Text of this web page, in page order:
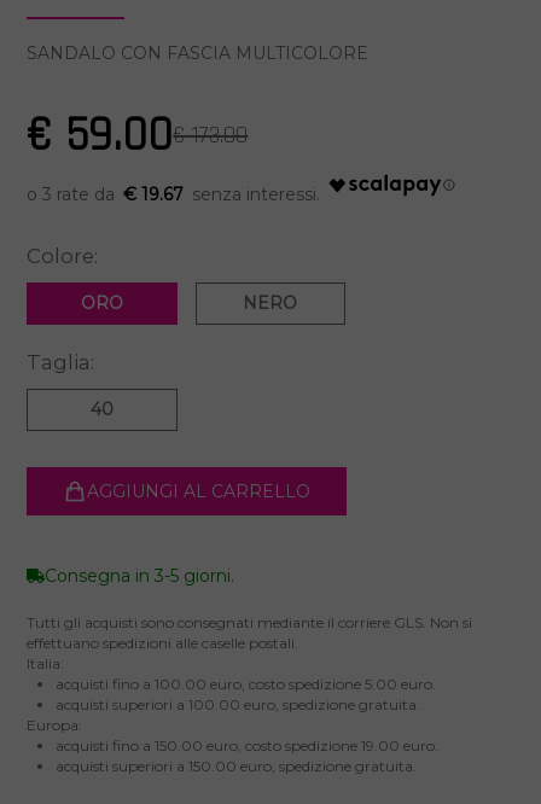
SANDALO CON FASCIA MULTICOLORE
€ 59.00€ 173.00
€ 19.67
Colore:
ORO NERO
Taglia:
40
AGGIUNGI AL CARRELLO
Consegna in 3-5 giorni.
Tutti gli acquisti sono consegnati mediante il corriere GLS. Non si
effettuano spedizioni alle caselle postali.
Italia:
acquisti fino a 100.00 euro, costo spedizione 5.00 euro.
acquisti superiori a 100.00 euro, spedizione gratuita.
Europa:
acquisti fino a 150.00 euro, costo spedizione 19.00 euro.
acquisti superiori a 150.00 euro, spedizione gratuita.